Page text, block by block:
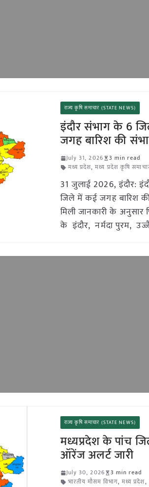
राज्य कृषि समाचार (STATE NEWS)
इंदौर संभाग के 6
जगह बारिश की
July 31, 2026
3 min read
मध्य प्रदेश,मध्य प्रदेश कृषि
31 जुलाई 2026, इंदौर:
जिले में कई जगह बारिश
मिली जानकारी के अनुसार
के इंदौर, नर्मदा पुरम,
राज्य कृषि समाचार (STATE NEWS)
मध्यप्रदेश के पांच
ऑरेंज अलर्ट जारी
July 30, 2026
3 min read
भारतीय मौसम विभाग, मध्य प्रदेश,